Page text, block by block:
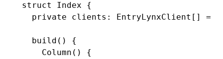
struct Index {
  private clients
: EntryLynxClient[] =
  build
() {
    Column
() {